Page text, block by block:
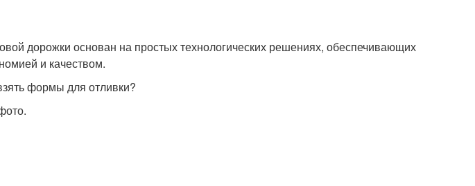
дорожки основан на простых технологических решениях, обеспечивающих
и качеством.
формы для отливки?